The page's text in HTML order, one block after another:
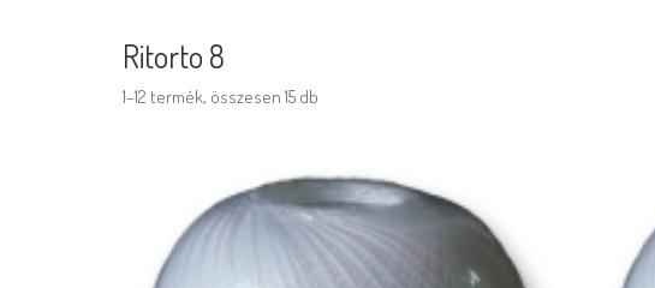
Ritorto 8
1–12 termék, összesen 15 db